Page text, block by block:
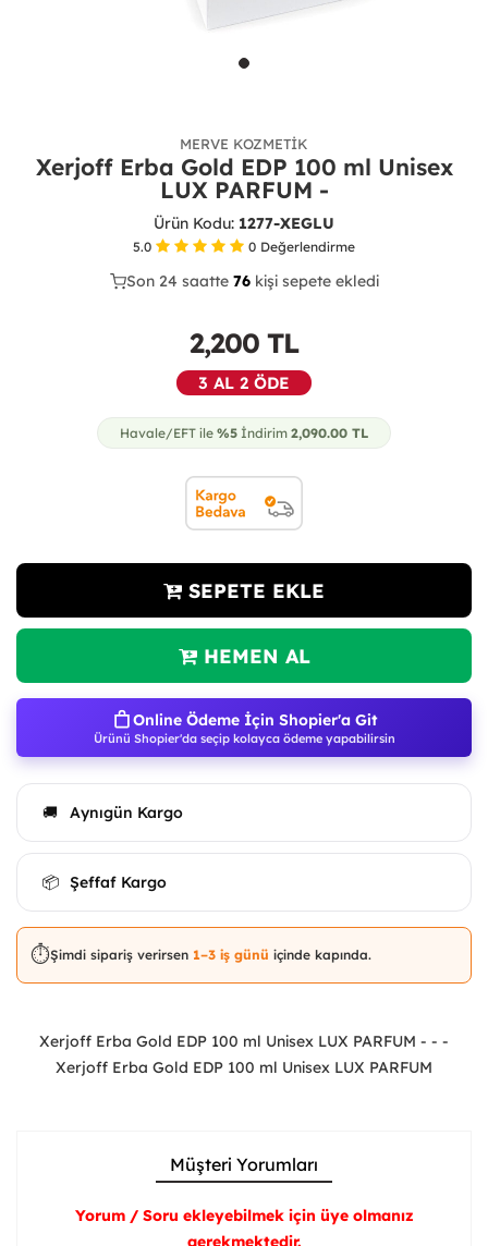
MERVE KOZMETIK
Xerjoff Erba Gold EDP 100 ml Unisex
LUX PARFUM -
Ürün Kodu: 1277-XEGLU
5.0 0 Değerlendirme
38
Son 24 saatte 76 kişi sepete ekledi
23
2,200 TL
3 AL 2 ÖDE
Havale/EFT ile %5 İndirim 2,090.00 TL
SEPETE EKLE
HEMEN AL
Online Ödeme İçin Shopier'a Git
Ürünü Shopier'da seçip kolayca ödeme yapabilirsin
🚚 Aynıgün Kargo
📦 Şeffaf Kargo
⏱️Şimdi sipariş verirsen 1–3 iş günü içinde kapında.
Xerjoff Erba Gold EDP 100 ml Unisex LUX PARFUM - - -
Xerjoff Erba Gold EDP 100 ml Unisex LUX PARFUM
Müşteri Yorumları
Yorum / Soru ekleyebilmek için üye olmanız